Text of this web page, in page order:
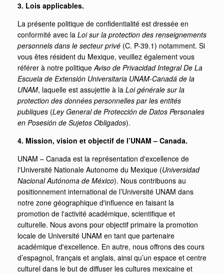
3. Lois applicables.
La présente politique de confidentialité est dressée en
conformité avec la Loi sur la protection des renseignements
personnels dans le secteur privé (C. P-39.1) notamment. Si
vous êtes résident du Mexique, veuillez également vous
référer à notre politiqueAviso de Privacidad Integral De La
Escuela de Extensión Universitaria UNAM-Canadá de la
UNAM, laquelle est assujettie à la Loi générale sur la
protection des données personnelles par les entités
publiques (Ley General de Protección de Datos Personales
en Posesión de Sujetos Obligados).
4. Mission, vision et objectif de l’UNAM – Canada.
UNAM – Canada est la représentation d'excellence de
l'Université Nationale Autonome du Mexique (Universidad
Nacional Autónoma de México). Nous contribuons au
positionnement international de l’Université UNAM dans
notre zone géographique d'influence en faisant la
promotion de l'activité académique, scientifique et
culturelle. Nous avons pour objectif primaire la promotion
locale de Université UNAM en tant que partenaire
académique d'excellence. En autre, nous offrons des cours
d’espagnol, français et anglais, ainsi qu’un espace et centre
culturel dans le but de diffuser les cultures mexicaine et